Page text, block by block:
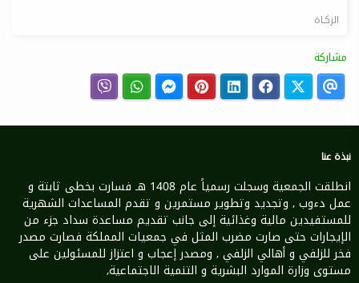
الزكـاة
مشاركة
نبذة عنا
انطلقت الجمعية وسجلت رسمياً عام 1408 هـ فسارت بخطى ثابتة و
عمل دءوب , وتجديد وتطوير مستمرين و تقدم المساعدات الشهرية
للمستفيدين مالية وغذائية إلى جانب تقديم مساعدة سداد جزء من
الإيجارات حتى صارت مضرب المثل في جمعيات المملكة فصارت مصدر
فخر للزلفي و أهالي الزلفي , ومصدر إعجاب و اعتزاز للمسئولين على
مستوى وزارة الموارد البشرية و التنمية الاجتماعية,